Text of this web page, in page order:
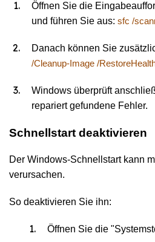
Öffnen Sie die
und führen Sie aus: sfc /
Danach können Sie
/Cleanup-Image /
Windows überprüft
repariert gefundene Fehler.
Schnellstart deaktivieren
Der Windows-Schnellstart kann
verursachen.
So deaktivieren Sie ihn:
Öffnen Sie die